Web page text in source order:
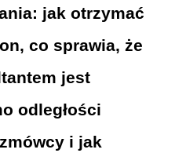
jak otrzymać
co sprawia, że
jest
odległości
i jak